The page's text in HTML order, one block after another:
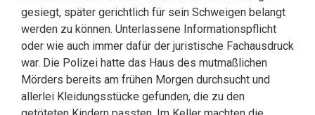
gesiegt, später gerichtlich für sein Schweigen belangt
werden zu können. Unterlassene Informationspflicht
oder wie auch immer dafür der juristische Fachausdruck
war. Die Polizei hatte das Haus des mutmaßlichen
Mörders bereits am frühen Morgen durchsucht und
allerlei Kleidungsstücke gefunden, die zu den